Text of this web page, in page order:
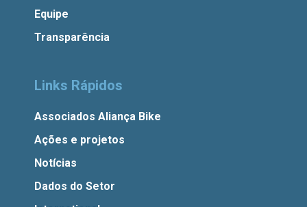
Equipe
Transparência
Links Rápidos
Associados Aliança Bike
Ações e projetos
Notícias
Dados do Setor